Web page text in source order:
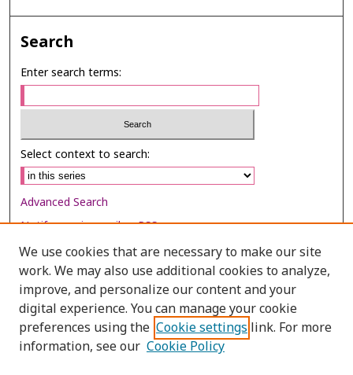
Search
Enter search terms:
Select context to search:
Advanced Search
Notify me via email orRSS
Browse
Collections
Disciplines
Authors
We use cookies that are necessary to make our site
work. We may also use additional cookies to analyze,
improve, and personalize our content and your
digital experience. You can manage your cookie
preferences using the Cookie settings link. For more
information, see our Cookie Policy